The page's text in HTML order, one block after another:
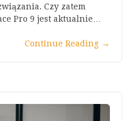
Czy zatem
Pro 9 jest aktualnie…
Continue Reading →